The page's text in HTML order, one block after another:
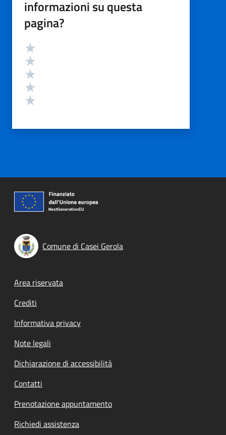
informazioni su questa
pagina?
Valutazione
Comune di Casei Gerola
Footer menu
Area riservata
Crediti
Informativa privacy
Note legali
Dichiarazione di accessibilità
Contatti
Prenotazione appuntamento
Richiedi assistenza